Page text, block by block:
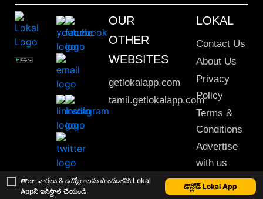
తాజా వార్తలు & ఉద్యోగాలను పొందడానికి Lokal
Appని ఇన్‌స్టాల్ చేయండి
డౌన్లోడ్ Lokal App
OUR
OTHER
WEBSITES
getlokalapp.com
tamil.getlokalapp.com
LOKAL
Contact Us
About Us
Privacy
Policy
Terms &
Conditions
Advertise
with us
Sitemap
This material may not be published, transmitted, rewritten or redistributed. © 2020 Lokal App. All rights reserved.